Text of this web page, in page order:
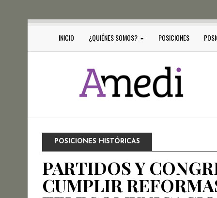
INICIO ¿QUIÉNES SOMOS? POSICIONES
POSICIONES HISTÓRICAS
PARTIDOS Y
CUMPLIR